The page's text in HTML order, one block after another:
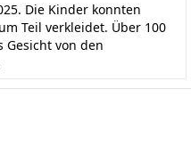
Die Kinder konnten
Teil verkleidet. Über 100
Gesicht von den